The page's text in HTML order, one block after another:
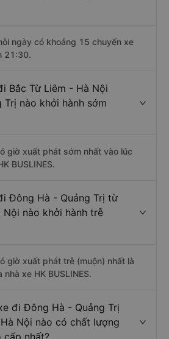
ngày có khoảng 15 chuyến xe
21:30.
Bắc Từ Liêm - Hà Nội
nào khởi hành sớm
giờ xuất phát sớm nhất vào lúc
BUSLINES.
Đông Hà - Quảng Trị từ
Nội nào khởi hành trễ
giờ xuất phát trễ (muộn) nhất là
xe HK BUSLINES.
đi Đông Hà - Quảng Trị
Nội nào có chất lượng
cấp nhất?